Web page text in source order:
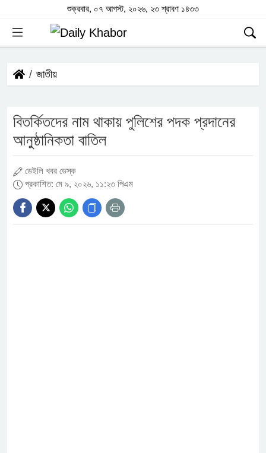
শুক্রবার, ০৭ আগস্ট, ২০২৬, ২৩ শ্রাবণ ১৪৩৩
জাতীয়
বিতর্কিতদের নাম থাকায় পুলিশের পদক প্রদানের
আনুষ্ঠানিকতা বাতিল
ডেইলি খবর ডেস্ক
প্রকাশিত: মে ৯, ২০২৬, ১১:২৩ পিএম